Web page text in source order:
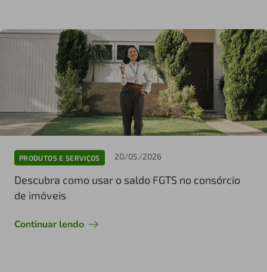
PRODUTOS E SERVIÇOS 20/05/2026
Descubra como usar o saldo FGTS no consórcio
de imóveis
Continuar lendo